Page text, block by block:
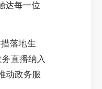
达每一位
落地生
直播纳入
动政务服